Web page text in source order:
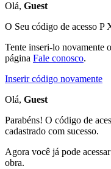
Olá, Guest
O Seu código de acesso P
Tente inseri-lo novamente
página Fale conosco.
Inserir código novamente
Olá, Guest
Parabéns! O código de
cadastrado com sucesso.
Agora você já pode
obra.